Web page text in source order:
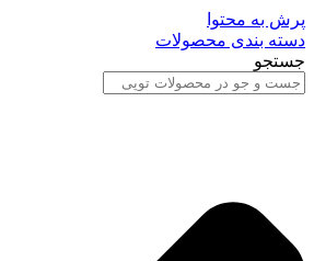
پرش به محتوا
دسته بندی محصولات
جستجو